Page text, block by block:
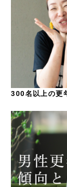
300名以上の更